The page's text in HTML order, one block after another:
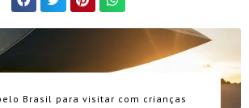
Brasil para visitar com crianças